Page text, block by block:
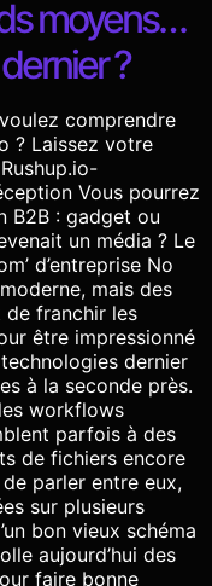
moyens…
?
comprendre
? Laissez votre
Vous pourrez
B2B : gadget ou
un média ? Le
d’entreprise No
mais des
de franchir les
être impressionné
dernier
à la seconde près.
workflows
parfois à des
de fichiers encore
parler entre eux,
sur plusieurs
bon vieux schéma
aujourd’hui des
faire bonne